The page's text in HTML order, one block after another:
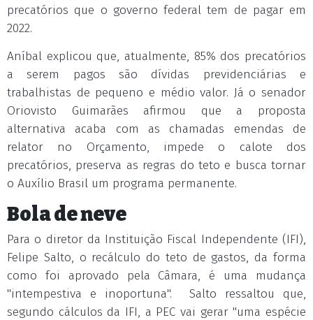
precatórios que o governo federal tem de pagar em
2022.
Aníbal explicou que, atualmente, 85% dos precatórios
a serem pagos são dívidas previdenciárias e
trabalhistas de pequeno e médio valor. Já o senador
Oriovisto Guimarães afirmou que a proposta
alternativa acaba com as chamadas emendas de
relator no Orçamento, impede o calote dos
precatórios, preserva as regras do teto e busca tornar
o Auxílio Brasil um programa permanente.
Bola de neve
Para o diretor da Instituição Fiscal Independente (IFI),
Felipe Salto, o recálculo do teto de gastos, da forma
como foi aprovado pela Câmara, é uma mudança
"intempestiva e inoportuna". Salto ressaltou que,
segundo cálculos da IFI, a PEC vai gerar "uma espécie